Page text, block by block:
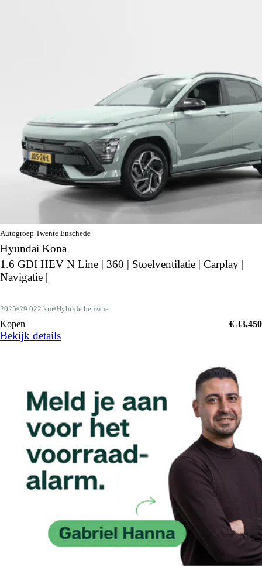
Autogroep Twente Enschede
Hyundai Kona
1.6 GDI HEV N Line | 360 | Stoelventilatie | Carplay |
Navigatie |
2025 29.022 km Hybride benzine
Kopen € 33.450
Bekijk details